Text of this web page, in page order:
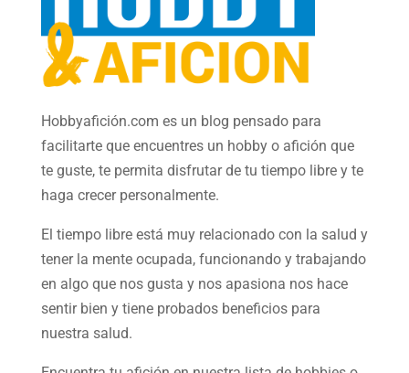
Hobbyafición.com es un blog pensado para
facilitarte que encuentres un hobby o afición que
te guste, te permita disfrutar de tu tiempo libre y te
haga crecer personalmente.
El tiempo libre está muy relacionado con la salud y
tener la mente ocupada, funcionando y trabajando
en algo que nos gusta y nos apasiona nos hace
sentir bien y tiene probados beneficios para
nuestra salud.